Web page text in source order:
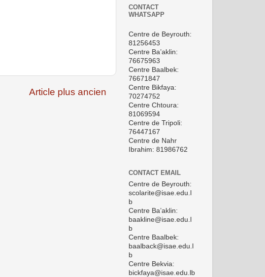
Article plus ancien
CONTACT
WHATSAPP
Centre de Beyrouth:
81256453
Centre Ba’aklin:
76675963
Centre Baalbek:
76671847
Centre Bikfaya:
70274752
Centre Chtoura:
81069594
Centre de Tripoli:
76447167
Centre de Nahr
Ibrahim: 81986762
CONTACT EMAIL
Centre de Beyrouth:
scolarite@isae.edu.l
b
Centre Ba’aklin:
baakline@isae.edu.l
b
Centre Baalbek:
baalback@isae.edu.l
b
Centre Bekvia:
bickfaya@isae.edu.lb